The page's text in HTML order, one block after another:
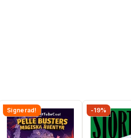
Signerad! -19%